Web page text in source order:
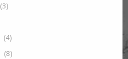
(3)
(4)
(8)